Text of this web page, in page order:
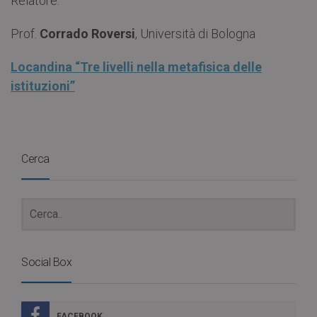
Prof. Corrado Roversi, Università di Bologna
Locandina “Tre livelli nella metafisica delle
istituzioni”
Cerca
Social Box